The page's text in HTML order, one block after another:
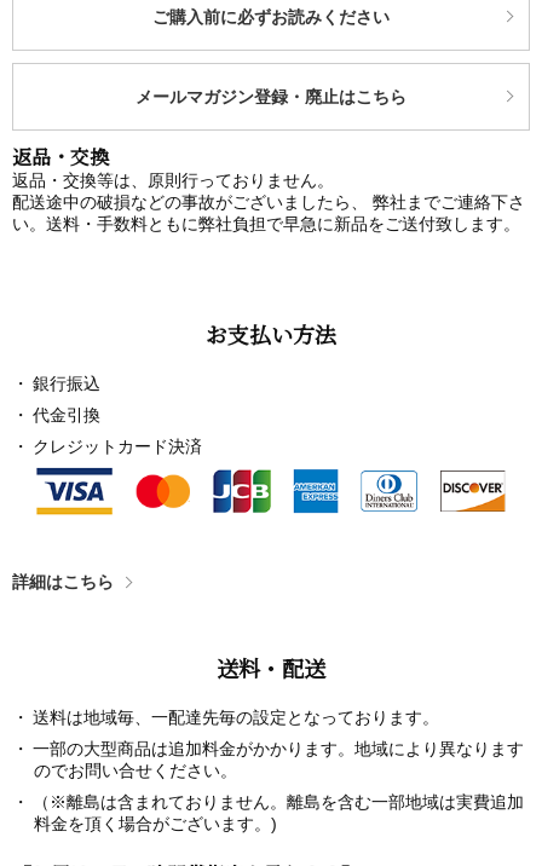
ご購入前に必ずお読みください
メールマガジン登録・廃止はこちら
返品・交換
返品・交換等は、原則行っておりません。
配送途中の破損などの事故がございましたら、 弊社までご連絡下さ
い。送料・手数料ともに弊社負担で早急に新品をご送付致します。
お支払い方法
銀行振込
代金引換
クレジットカード決済
詳細はこちら
送料・配送
送料は地域毎、一配達先毎の設定となっております。
一部の大型商品は追加料金がかかります。地域により異なります
のでお問い合せください。
（※離島は含まれておりません。離島を含む一部地域は実費追加
料金を頂く場合がございます。)